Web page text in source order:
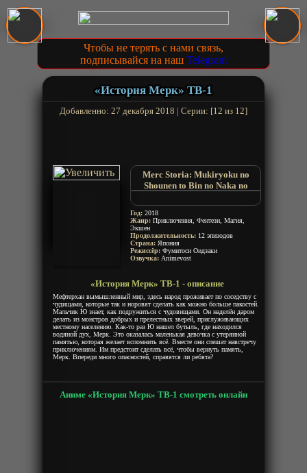
Чтобы не терять с нами связь,
подписывайся на наш Telegram
«История Мерк» ТВ-1
Добавленно: 27 декабря 2018 | Серии: [12 из 12]
Merc Storia: Mukiryoku no
Shounen to Bin no Naka no
Merc Storia: Mukiryoku
Shounen to Bin no Naka no
Merc Storia: Yujutsushi to Suzu
no Shirabe
Год: 2018
Жанр: Приключения, Фентези, Магия,
Экшен
Продолжительность: 12 эпизодов
Страна: Япония
Режиссёр: Фумитоси Оидзаки
Озвучка: Animevost
«История Мерк» ТВ-1 - описание
Мефтерхан вымышленный мир, здесь народ проживает по соседству с
чудищами, которые так и норовят сделать как можно больше пакостей.
Мальчик Ю знает, как подружиться с чудовищами. Он наделён даром
делать из монстров добрых и прелестных зверей, прислуживающих
местному населению. Как-то раз Ю нашел бутыль, где находился
водяной дух, Мерк. Это оказалась маленькая девочка с утерянной
памятью, которая желает вспомнить всё. Вместе они спешат навстречу
приключениям. Им предстоит сделать всё, чтобы вернуть память,
Мерк. Впереди много опасностей, справятся ли ребята?
Аниме «История Мерк» ТВ-1 смотреть онлайн